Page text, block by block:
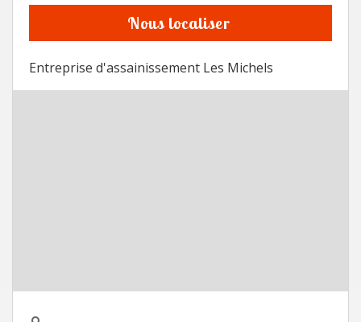
Nous localiser
Entreprise d'assainissement Les Michels